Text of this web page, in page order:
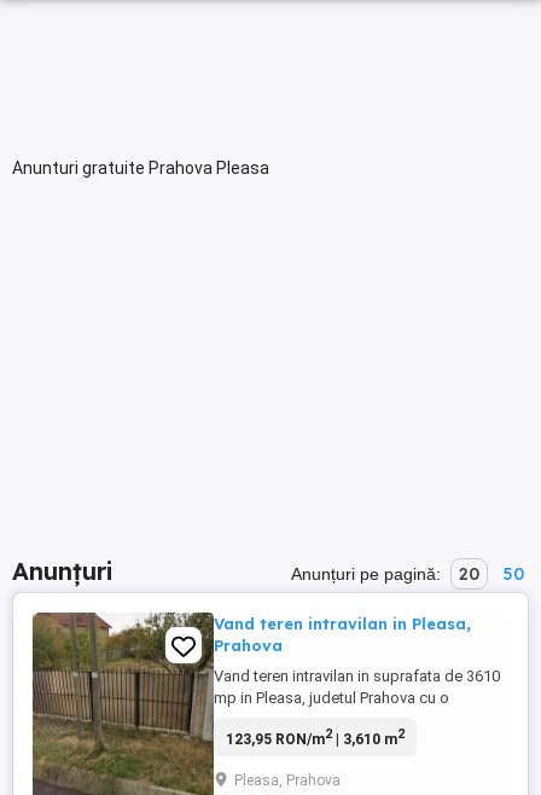
Anunturi gratuite Prahova Pleasa
Anunțuri Anunțuri pe pagină: 20 50
Vand teren intravilan in Pleasa,
Prahova
Vand teren intravilan in suprafata de 3610
mp in Pleasa, judetul Prahova cu o
Terenul are gard de BCA inalt de 2.15 m pe
Utilitati (constructie cu baie): apa si
123,95 RON/m2| 3,610 m2
Pleasa, Prahova